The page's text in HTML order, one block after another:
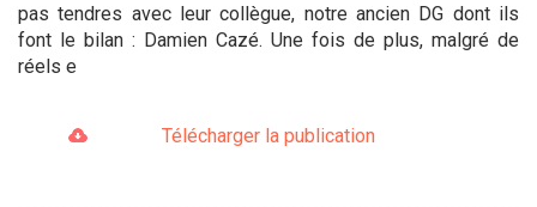
pas tendres avec leur collègue, notre ancien DG dont ils
font le bilan : Damien Cazé. Une fois de plus, malgré de
réels e
Télécharger la publication